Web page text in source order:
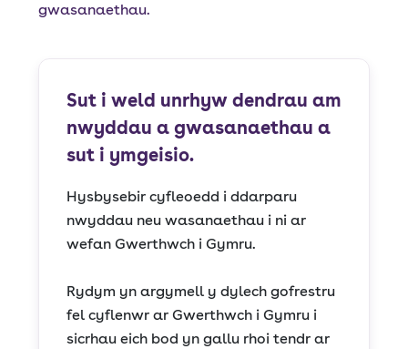
gwasanaethau.
Sut i weld unrhyw dendrau am
nwyddau a gwasanaethau a
sut i ymgeisio.
Hysbysebir cyfleoedd i ddarparu
nwyddau neu wasanaethau i ni ar
wefan Gwerthwch i Gymru.
Rydym yn argymell y dylech gofrestru
fel cyflenwr ar Gwerthwch i Gymru i
sicrhau eich bod yn gallu rhoi tendr ar